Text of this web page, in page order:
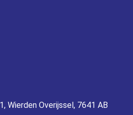
Wierden Overijssel, 7641 AB